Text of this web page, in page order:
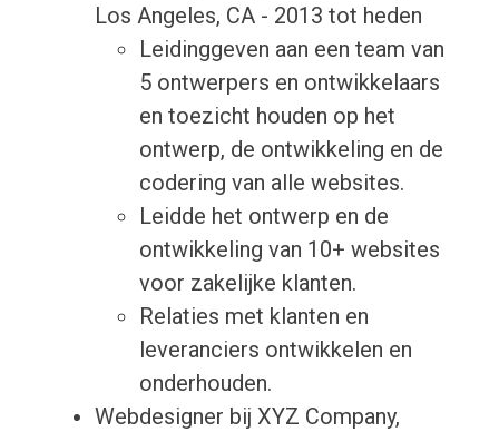
Los Angeles, CA - 2013 tot heden
Leidinggeven aan een team van
5 ontwerpers en ontwikkelaars
en toezicht houden op het
ontwerp, de ontwikkeling en de
codering van alle websites.
Leidde het ontwerp en de
ontwikkeling van 10+ websites
voor zakelijke klanten.
Relaties met klanten en
leveranciers ontwikkelen en
onderhouden.
Webdesigner bij XYZ Company,